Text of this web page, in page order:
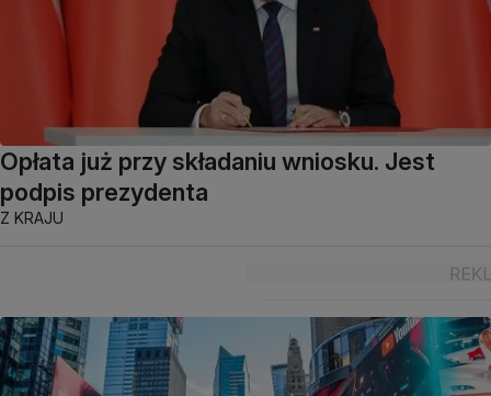
Opłata już przy składaniu wniosku. Jest
podpis prezydenta
Z KRAJU